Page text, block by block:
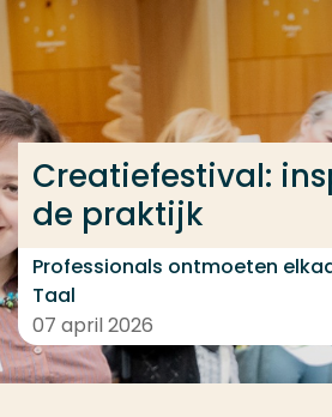
Ga direct naar de content
... > Creatiefestival: inspiratie
Creatiefestival:
de praktijk
Professionals ontmoeten
Taal
07 april 2026
Veel gezocht
Opleiding
Contact